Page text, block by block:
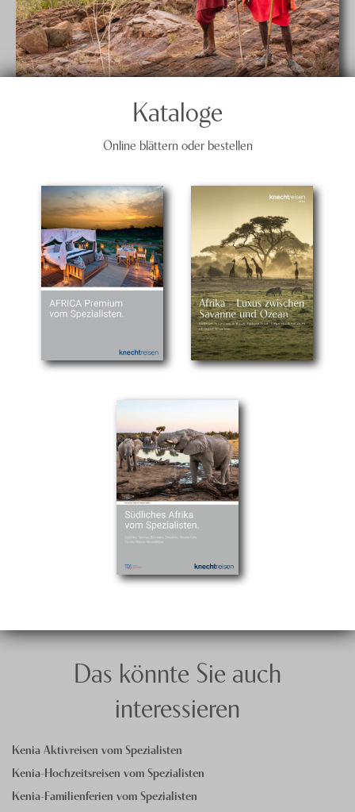
Kataloge
Online blättern oder bestellen
Das könnte Sie auch
interessieren
Kenia Aktivreisen vom Spezialisten
Kenia-Hochzeitsreisen vom Spezialisten
Kenia-Familienferien vom Spezialisten